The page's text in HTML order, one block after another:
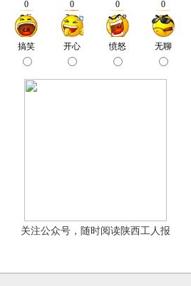
关注公众号，随时阅读陕西工人报